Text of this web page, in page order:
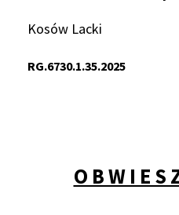
Kosów Lacki
RG.6730.1.35.2025
O B W I E S